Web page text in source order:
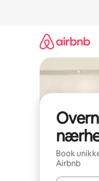
Book
Airbnb